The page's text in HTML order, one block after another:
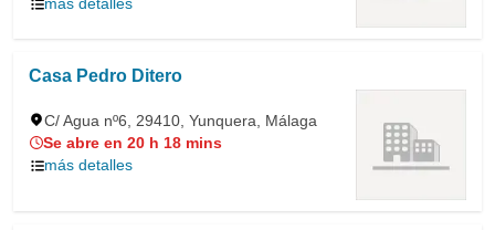
Casa Pedro Ditero
C/ Agua nº6, 29410, Yunquera, Málaga
Se abre en 20 h 18 mins
más detalles